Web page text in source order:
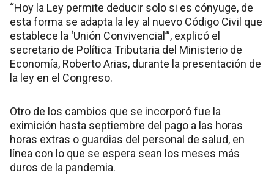
“Hoy la Ley permite deducir solo si es cónyuge, de
esta forma se adapta la ley al nuevo Código Civil que
establece la ‘Unión Convivencial’”, explicó el
secretario de Política Tributaria del Ministerio de
Economía, Roberto Arias, durante la presentación de
la ley en el Congreso.
Otro de los cambios que se incorporó fue la
eximición hasta septiembre del pago a las horas
horas extras o guardias del personal de salud, en
línea con lo que se espera sean los meses más
duros de la pandemia.